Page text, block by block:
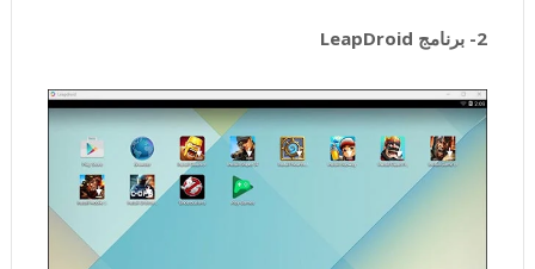
2- برنامج LeapDroid